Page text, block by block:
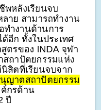
พหลังเรียนจบ
าย สามารถทำงาน
ทำงานด้านการ
อีก ทั้งในประเทศ
ตรของ INDA จุฬา
สถาปัตยกรรมแห่ง
สิตที่เรียนจบจาก
ญาตสถาปัตยกรรม
กรด้าน
ปี